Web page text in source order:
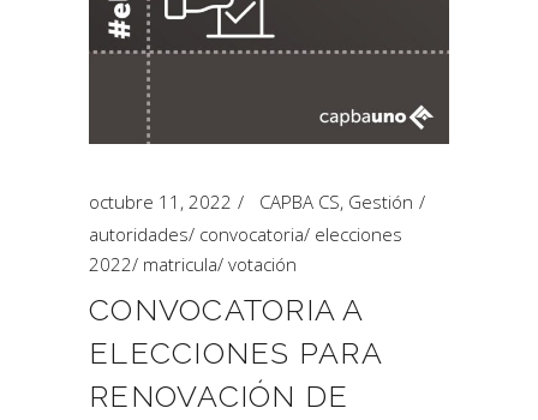
octubre 11, 2022 CAPBA CS, Gestión
autoridades/ convocatoria/ elecciones
2022/ matricula/ votación
CONVOCATORIA A
ELECCIONES PARA
RENOVACIÓN DE